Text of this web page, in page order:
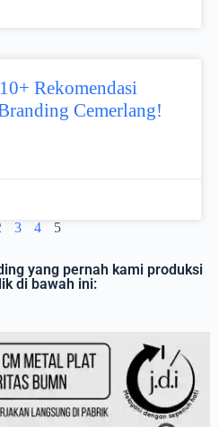
Rekomendasi
Cemerlang!
3 4 5
yang pernah kami produksi
di bawah ini: